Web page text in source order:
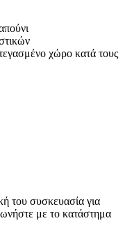
χώρο κατά τους
του συσκευασία για
με το κατάστημα